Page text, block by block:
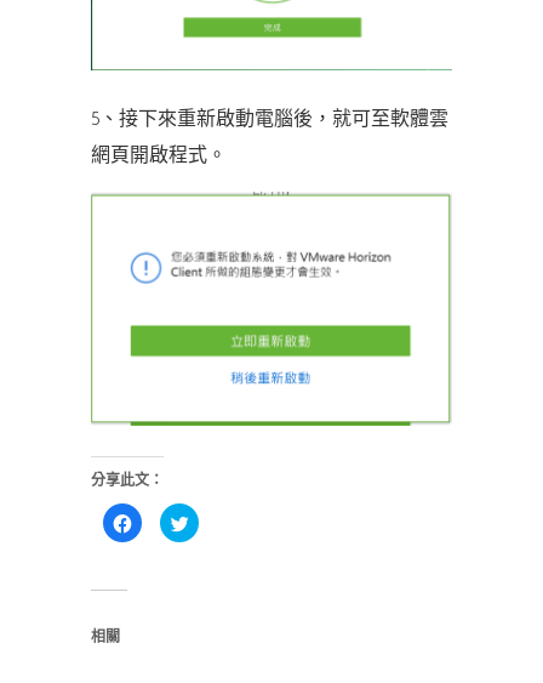
5、接下來重新啟動電腦後，就可至軟體雲
網頁開啟程式。
分享此文：
按
一
分
享
相關